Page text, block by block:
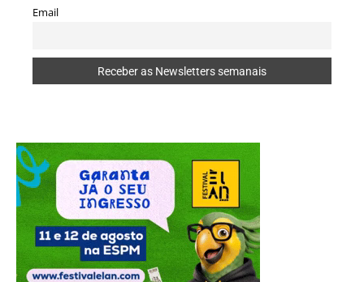
Email